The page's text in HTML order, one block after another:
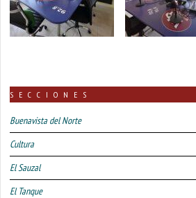
SECCIONES
Buenavista del Norte
Cultura
El Sauzal
El Tanque